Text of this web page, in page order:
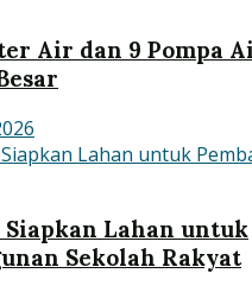
Air dan 9 Pompa
Siapkan Lahan untuk
Sekolah Rakyat